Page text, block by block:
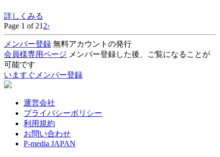
詳しくみる
Page 1 of 21 2›
メンバー登録 無料アカウントの発行
会員様専用ページ メンバー登録した後、ご覧になることが
可能です
いますぐメンバー登録
運営会社
プライバシーポリシー
利用規約
お問い合わせ
P-media JAPAN